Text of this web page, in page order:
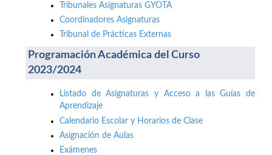
Tribunales Asignaturas GYOTA
Coordinadores Asignaturas
Tribunal de Prácticas Externas
Programación Académica del Curso
2023/2024
Listado de Asignaturas y Acceso a las Guías de
Aprendizaje
Calendario Escolar y Horarios de Clase
Asignación de Aulas
Exámenes